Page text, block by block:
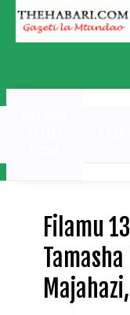
Skip
content
Filamu